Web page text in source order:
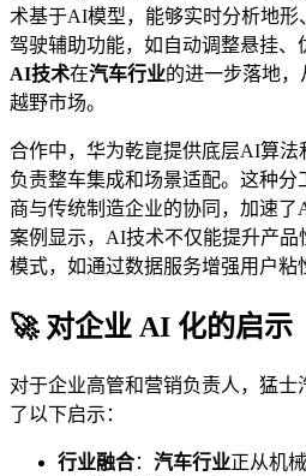
术基于AI模型，能够实时分析地
驾驶辅助功能，如自动调整悬挂、
AI技术在汽车行业的进一步落地
越野市场。
合作中，华为乾崑提供底层AI算法
负责整车集成和场景适配。这种
商与传统制造企业的协同，加速了
案例显示，AI技术不仅能提升产品
模式，如通过数据服务增强用户粘
🚀 对企业 AI 化的启示
对于企业高管和营销负责人，猛
了以下启示：
行业融合： 汽车行业正从机